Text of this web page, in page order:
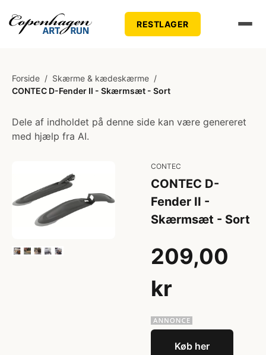
RESTLAGER
Forside / Skærme & kædeskærme /
CONTEC D-Fender II - Skærmsæt - Sort
Dele af indholdet på denne side kan være genereret
med hjælp fra AI.
CONTEC
CONTEC D-
Fender II -
Skærmsæt - Sort
209,00
kr
Køb her